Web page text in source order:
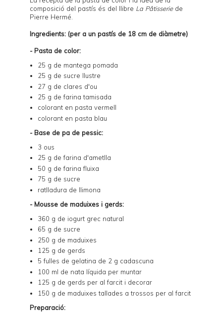
composició del pastís és del llibre La Pâtisseriede
Pierre Hermé.
Ingredients: (per a un pastís de 18 cm de diàmetre)
- Pasta de color:
25 g de mantega pomada
25 g de sucre llustre
27 g de clares d'ou
25 g de farina tamisada
colorant en pasta vermell
colorant en pasta blau
- Base de pa de pessic:
3 ous
25 g de farina d'ametlla
50 g de farina fluixa
75 g de sucre
ratlladura de llimona
- Mousse de maduixes i gerds:
360 g de iogurt grec natural
65 g de sucre
250 g de maduixes
125 g de gerds
5 fulles de gelatina de 2 g cadascuna
100 ml de nata líquida per muntar
125 g de gerds per al farcit i decorar
150 g de maduixes tallades a trossos per al farcit
Preparació: